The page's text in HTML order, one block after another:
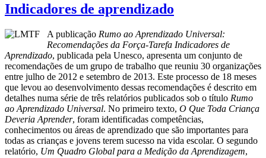
Indicadores de aprendizado
A publicação Rumo ao Aprendizado Universal:
Recomendações da Força-Tarefa Indicadores de
Aprendizado, publicada pela Unesco, apresenta um conjunto de
recomendações de um grupo de trabalho que reuniu 30 organizações
entre julho de 2012 e setembro de 2013. Este processo de 18 meses
que levou ao desenvolvimento dessas recomendações é descrito em
detalhes numa série de três relatórios publicados sob o título Rumo
ao Aprendizado Universal. No primeiro texto, O Que Toda Criança
Deveria Aprender, foram identificadas competências,
conhecimentos ou áreas de aprendizado que são importantes para
todas as crianças e jovens terem sucesso na vida escolar. O segundo
relatório, Um Quadro Global para a Medição da Aprendizagem,